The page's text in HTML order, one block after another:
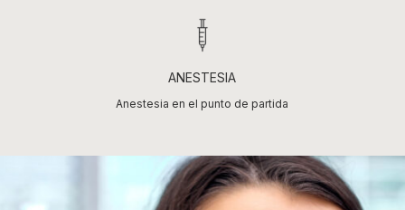
ANESTESIA
Anestesia en el punto de partida